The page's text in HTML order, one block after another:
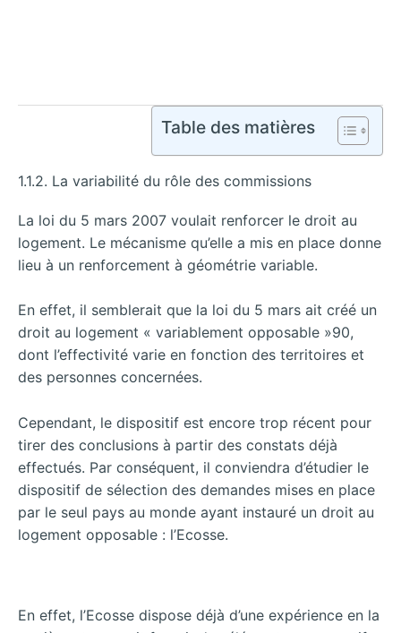
Table des matières
1.1.2. La variabilité du rôle des commissions
La loi du 5 mars 2007 voulait renforcer le droit au
logement. Le mécanisme qu’elle a mis en place donne
lieu à un renforcement à géométrie variable.
En effet, il semblerait que la loi du 5 mars ait créé un
droit au logement « variablement opposable »90,
dont l’effectivité varie en fonction des territoires et
des personnes concernées.
Cependant, le dispositif est encore trop récent pour
tirer des conclusions à partir des constats déjà
effectués. Par conséquent, il conviendra d’étudier le
dispositif de sélection des demandes mises en place
par le seul pays au monde ayant instauré un droit au
logement opposable : l’Ecosse.
En effet, l’Ecosse dispose déjà d’une expérience en la